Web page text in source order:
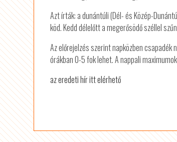
Azt írták: a dunántúli (Dél- és Közép-
köd. Kedd délelőtt a megerősödő széllel
Az előrejelzés szerint napközben csapadék
órákban 0-5 fok lehet. A nappali
az eredeti hír itt elérhető